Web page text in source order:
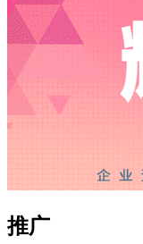
推广